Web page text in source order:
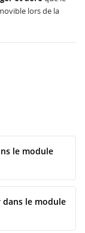
lors de la
le module
le module